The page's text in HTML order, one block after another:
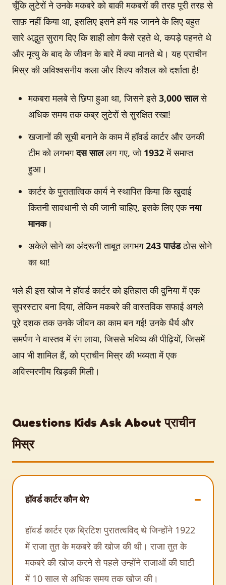
चूँकि लुटेरों ने उनके मकबरे को बाकी मकबरों की तरह पूरी तरह से
साफ़ नहीं किया था, इसलिए इसने हमें यह जानने के लिए बहुत
सारे अद्भुत सुराग दिए कि शाही लोग कैसे रहते थे, कपड़े पहनते थे
और मृत्यु के बाद के जीवन के बारे में क्या मानते थे। यह प्राचीन
मिस्र की अविश्वसनीय कला और शिल्प कौशल को दर्शाता है!
मकबरा मलबे से छिपा हुआ था, जिसने इसे3,000 सालसे
अधिक समय तक कब्र लुटेरों से सुरक्षित रखा!
खजानों की सूची बनाने के काम में हॉवर्ड कार्टर और उनकी
टीम को लगभगदस साललग गए, जो 1932में समाप्त
हुआ।
कार्टर के पुरातात्विक कार्य ने स्थापित किया कि खुदाई
कितनी सावधानी से की जानी चाहिए, इसके लिए एकनया
मानक।
अकेले सोने का अंदरूनी ताबूत लगभग243 पाउंडठोस सोने
का था!
भले ही इस खोज ने हॉवर्ड कार्टर को इतिहास की दुनिया में एक
सुपरस्टार बना दिया, लेकिन मकबरे की वास्तविक सफाई अगले
पूरे दशक तक उनके जीवन का काम बन गई! उनके धैर्य और
समर्पण ने वास्तव में रंग लाया, जिससे भविष्य की पीढ़ियों, जिसमें
आप भी शामिल हैं, को प्राचीन मिस्र की भव्यता में एक
अविस्मरणीय खिड़की मिली।
Questions Kids Ask About प्राचीन
मिस्र
हॉवर्ड कार्टर कौन थे?
हॉवर्ड कार्टर एक ब्रिटिश पुरातत्वविद् थे जिन्होंने 1922
में राजा तुत के मकबरे की खोज की थी। राजा तुत के
मकबरे की खोज करने से पहले उन्होंने राजाओं की घाटी
में 10 साल से अधिक समय तक खोज की।